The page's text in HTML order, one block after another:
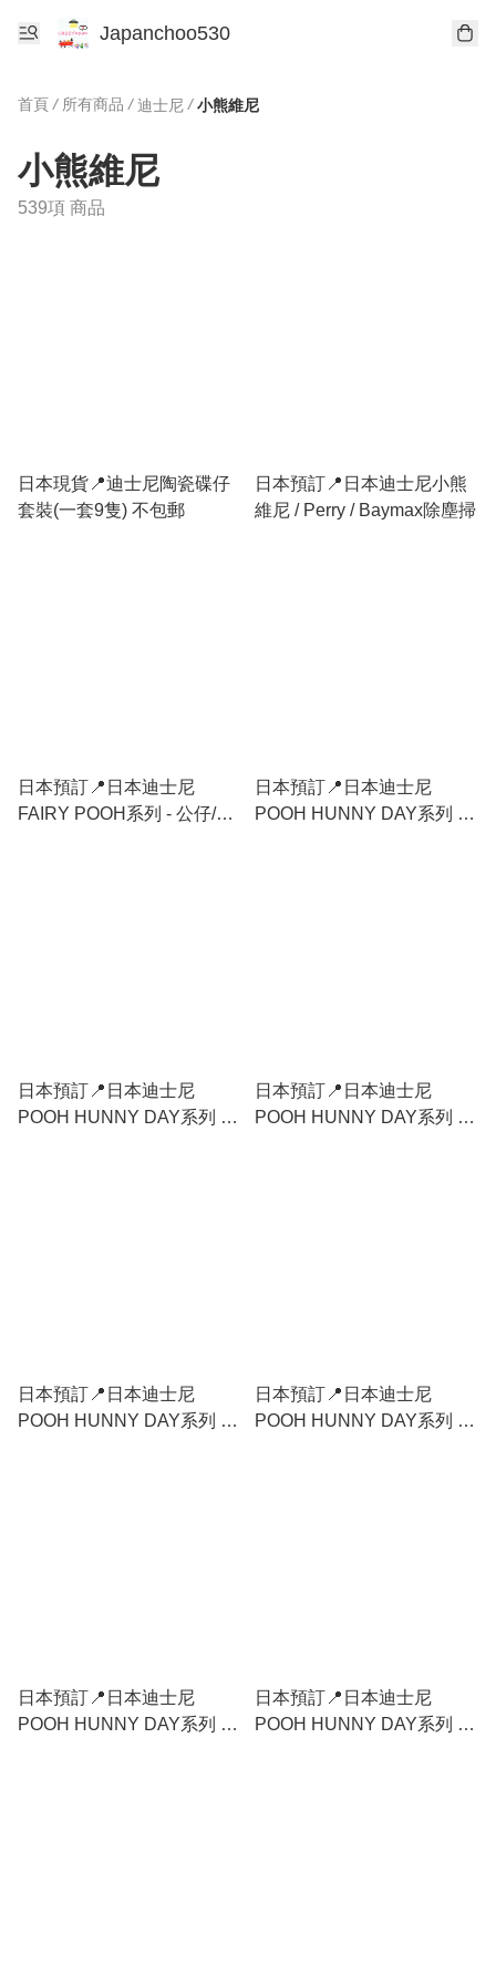
Japanchoo530
首頁 / 所有商品 / 迪士尼 / 小熊維尼
小熊維尼
539項 商品
日本現貨📍迪士尼陶瓷碟仔
套裝(一套9隻) 不包郵
日本預訂📍日本迪士尼小熊
維尼 / Perry / Baymax除塵掃
日本預訂📍日本迪士尼
FAIRY POOH系列 - 公仔/公
日本預訂📍日本迪士尼
POOH HUNNY DAY系列 -
日本預訂📍日本迪士尼
POOH HUNNY DAY系列 -
日本預訂📍日本迪士尼
POOH HUNNY DAY系列 -
日本預訂📍日本迪士尼
POOH HUNNY DAY系列 -
日本預訂📍日本迪士尼
POOH HUNNY DAY系列 -
日本預訂📍日本迪士尼
POOH HUNNY DAY系列 -
日本預訂📍日本迪士尼
POOH HUNNY DAY系列 -